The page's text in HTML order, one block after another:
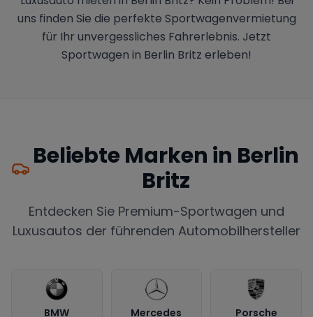
uns finden Sie die perfekte Sportwagenvermietung
für Ihr unvergessliches Fahrerlebnis. Jetzt
Sportwagen in Berlin Britz erleben!
Beliebte Marken in Berlin
Britz
Entdecken Sie Premium-Sportwagen und
Luxusautos der führenden Automobilhersteller
BMW Mercedes Porsche